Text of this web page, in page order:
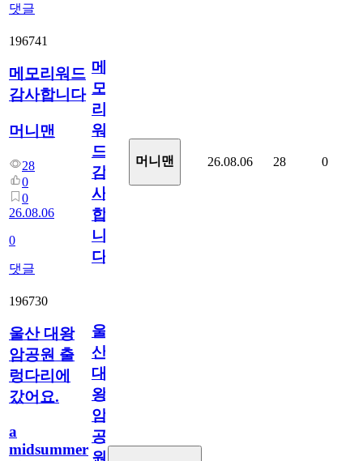
댓글
196741
메모리워드
감사합니다
머니맨
28
0
0
26.08.06
0
댓글
메
모
리
워
드
감
사
합
니
다
머니맨 26.08.06 28 0
196730
울산 대왕
암공원 출
렁다리에
갔어요.
a
midsummer
울
산
대
왕
암
공